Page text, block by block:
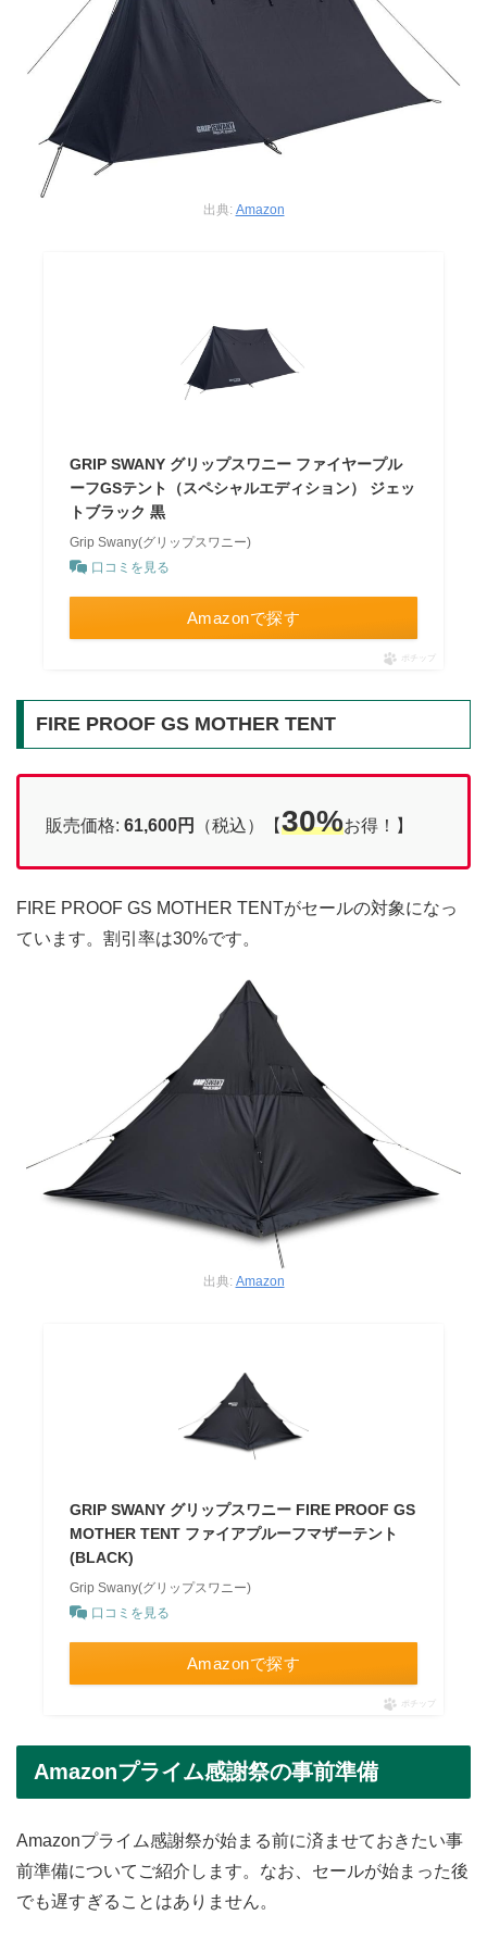
出典: Amazon
GRIP SWANY グリップスワニー ファイヤープル
ーフGSテント（スペシャルエディション） ジェッ
トブラック 黒
Grip Swany(グリップスワニー)
口コミを見る
Amazonで探す
ポチップ
FIRE PROOF GS MOTHER TENT
販売価格: 61,600円 （税込）【30%お得！】
FIRE PROOF GS MOTHER TENTがセールの対象になっ
ています。割引率は30%です。
出典: Amazon
GRIP SWANY グリップスワニー FIRE PROOF GS
MOTHER TENT ファイアプルーフマザーテント
(BLACK)
Grip Swany(グリップスワニー)
口コミを見る
Amazonで探す
ポチップ
Amazonプライム感謝祭の事前準備
Amazonプライム感謝祭が始まる前に済ませておきたい事
前準備についてご紹介します。なお、セールが始まった後
でも遅すぎることはありません。